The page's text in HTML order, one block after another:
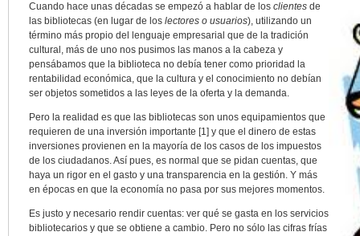
Cuando hace unas décadas se empezó a hablar de los clientes de
las bibliotecas (en lugar de los lectores o usuarios), utilizando un
término más propio del lenguaje empresarial que de la tradición
cultural, más de uno nos pusimos las manos a la cabeza y
pensábamos que la biblioteca no debía tener como prioridad la
rentabilidad económica, que la cultura y el conocimiento no debían
ser objetos sometidos a las leyes de la oferta y la demanda.
Pero la realidad es que las bibliotecas son unos equipamientos que
requieren de una inversión importante [1] y que el dinero de estas
inversiones provienen en la mayoría de los casos de los impuestos
de los ciudadanos. Así pues, es normal que se pidan cuentas, que
haya un rigor en el gasto y una transparencia en la gestión. Y más
en épocas en que la economía no pasa por sus mejores momentos.
Es justo y necesario rendir cuentas: ver qué se gasta en los servicios
bibliotecarios y que se obtiene a cambio. Pero no sólo las cifras frías